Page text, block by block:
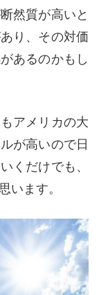
然質が高いと
り、その対価
あるのかもし
アメリカの大
が高いので日
くだけでも、
います。